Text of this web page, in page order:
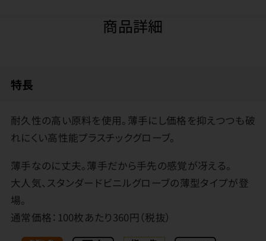
商品詳細
特長
耐久性の高い原料を使用。薄手にし価格を抑えつつも破
れにくい高性能プラスチックグローブ。
薄手なのに丈夫。薄手だから手先の感覚が冴える。
大人気、スタンダードビニルグローブの薄型タイプが登
場。
通常価格：100枚あたり360円（税抜）